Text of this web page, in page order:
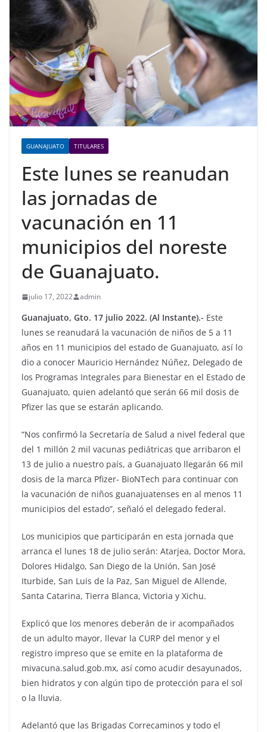
GUANAJUATO TITULARES
Este lunes se reanudan
las jornadas de
vacunación en 11
municipios del noreste
de Guanajuato.
julio 17, 2022 admin
Guanajuato, Gto. 17 julio 2022. (Al Instante).- Este
lunes se reanudará la vacunación de niños de 5 a 11
años en 11 municipios del estado de Guanajuato, así lo
dio a conocer Mauricio Hernández Núñez, Delegado de
los Programas Integrales para Bienestar en el Estado de
Guanajuato, quien adelantó que serán 66 mil dosis de
Pfizer las que se estarán aplicando.
“Nos confirmó la Secretaría de Salud a nivel federal que
del 1 millón 2 mil vacunas pediátricas que arribaron el
13 de julio a nuestro país, a Guanajuato llegarán 66 mil
dosis de la marca Pfizer- BioNTech para continuar con
la vacunación de niños guanajuatenses en al menos 11
municipios del estado”, señaló el delegado federal.
Los municipios que participarán en esta jornada que
arranca el lunes 18 de julio serán: Atarjea, Doctor Mora,
Dolores Hidalgo, San Diego de la Unión, San José
Iturbide, San Luis de la Paz, San Miguel de Allende,
Santa Catarina, Tierra Blanca, Victoria y Xichu.
Explicó que los menores deberán de ir acompañados
de un adulto mayor, llevar la CURP del menor y el
registro impreso que se emite en la plataforma de
mivacuna.salud.gob.mx, así como acudir desayunados,
bien hidratos y con algún tipo de protección para el sol
o la lluvia.
Adelantó que las Brigadas Correcaminos y todo el